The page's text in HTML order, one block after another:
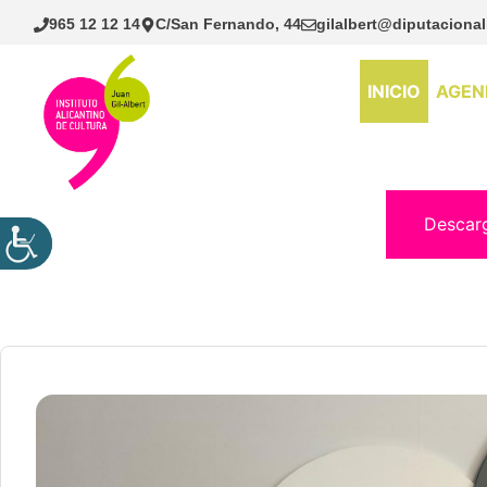
Saltar
965 12 12 14 C/San Fernando, 44
INICIO